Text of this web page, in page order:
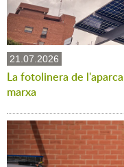
21.07.2026
La fotolinera de
marxa